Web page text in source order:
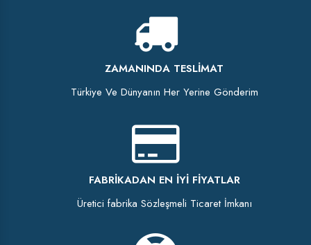
ZAMANINDA TESLIMAT
Türkiye Ve Dünyanın Her Yerine Gönderim
FABRIKADAN EN İYI FIYATLAR
Üretici fabrika Sözleşmeli Ticaret İmkanı